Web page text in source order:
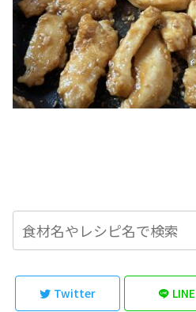
Twitter LINE